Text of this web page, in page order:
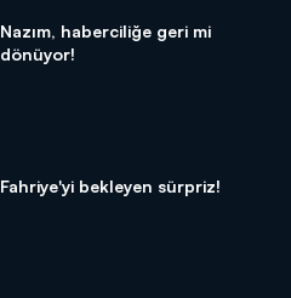
Nazım, haberciliğe geri mi
dönüyor!
Fahriye'yi bekleyen sürpriz!